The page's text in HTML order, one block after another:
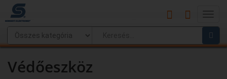
Main
Menu
Védőeszköz